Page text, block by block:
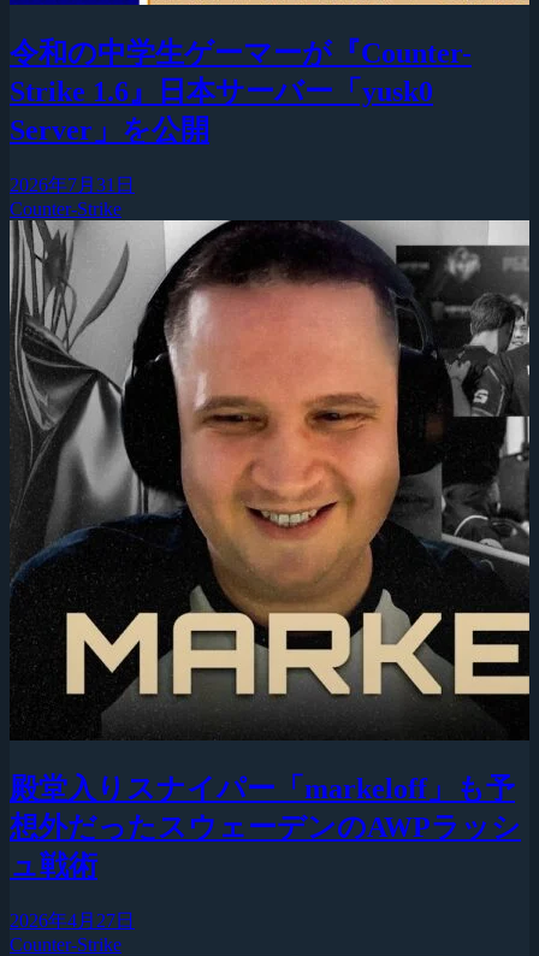
令和の中学生ゲーマーが『Counter-
Strike 1.6』日本サーバー「yusk0
Server」を公開
2026年7月31日
Counter-Strike
殿堂入りスナイパー「markeloff」も予
想外だったスウェーデンのAWPラッシ
ュ戦術
2026年4月27日
Counter-Strike